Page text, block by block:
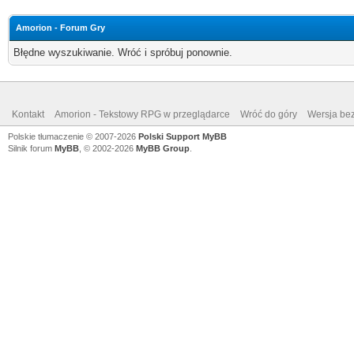
Amorion - Forum Gry
Błędne wyszukiwanie. Wróć i spróbuj ponownie.
Kontakt Amorion - Tekstowy RPG w przeglądarce Wróć do góry Wersja
Polskie tłumaczenie © 2007-2026 Polski Support MyBB
Silnik forum MyBB , © 2002-2026 MyBB Group